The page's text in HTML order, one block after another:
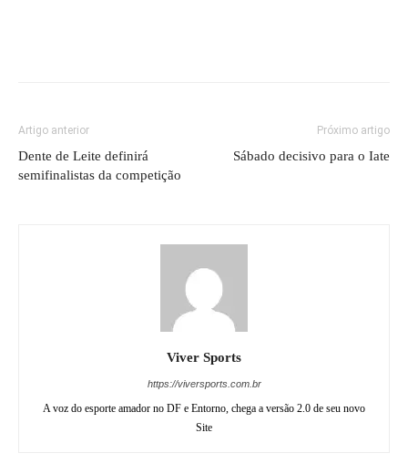
Artigo anterior
Dente de Leite definirá
semifinalistas da competição
Próximo artigo
Sábado decisivo para o Iate
Viver Sports
https://viversports.com.br
A voz do esporte amador no DF e Entorno, chega a versão 2.0 de seu novo
Site